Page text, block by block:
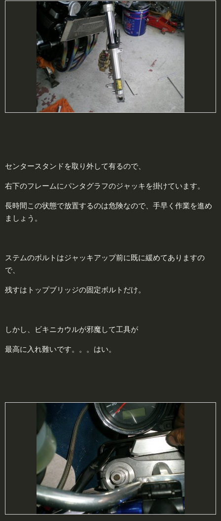
センタースタンドを取り外して有るので、
右下のフレームにパンタグラフのジャッキを掛けています。
長時間この状態で放置するのは危険なので、手早く作業を進め
ましょう。
ステムのボルトはジャッキアップ前に既に緩めてありますの
で、
残すはトップブリッジの固定ボルトだけ。
しかし、ビキニカウルが邪魔して工具が
最高に入れ難いです。。。はい。